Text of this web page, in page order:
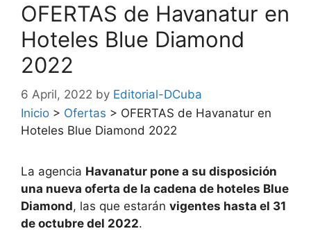
OFERTAS de Havanatur en
Hoteles Blue Diamond
2022
6 April, 2022 by Editorial-DCuba
Inicio > Ofertas > OFERTAS de Havanatur en
Hoteles Blue Diamond 2022
La agencia Havanatur pone a su disposición
una nueva oferta de la cadena de hoteles Blue
Diamond, las que estarán vigentes hasta el 31
de octubre del 2022.